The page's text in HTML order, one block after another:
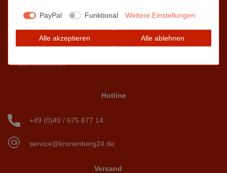
Datenschutzerklärung
Impressum
Batteriehinweis
Barrierefreiheit
Hotline
+49 (0)40 / 675 877 14
service@kronenberg24.de
Versand
PayPal Funktional Weitere Einstellungen
Alle akzeptieren Alle ablehnen